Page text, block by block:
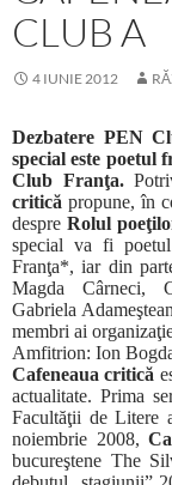
CLUB A
4 IUNIE 2012
Dezbatere PEN
special este poetul
Club Franţa.
critică propune, în
despre Rolul
special va fi
Franţa*, iar din
Magda Cârneci,
Gabriela
membri ai
Amfitrion: Ion
Cafeneaua critică
actualitate. Prima
Facultăţii de Litere
noiembrie 2008,
bucureştene The